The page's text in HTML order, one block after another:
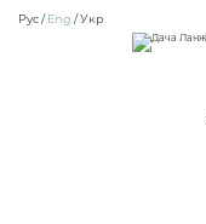
Рус Eng Укр